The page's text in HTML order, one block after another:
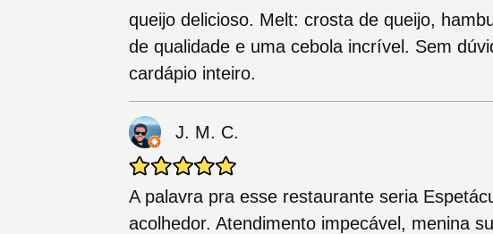
queijo delicioso. Melt: crosta de queijo,
de qualidade e uma cebola incrível. Sem
cardápio inteiro.
J. M. C.
A palavra pra esse restaurante seria
acolhedor. Atendimento impecável, menina